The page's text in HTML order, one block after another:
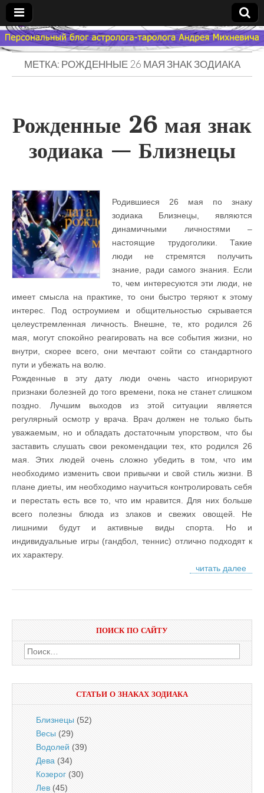
Гороскоп
Мой
Знак
Зодиака
— MZZ
МЕТКА: РОЖДЕННЫЕ 26 МАЯ ЗНАК ЗОДИАКА
Рожденные 26 мая знак
зодиака — Близнецы
Родившиеся 26 мая по знаку
зодиака Близнецы, являются
динамичными личностями –
настоящие трудоголики. Такие
люди не стремятся получить
знание, ради самого знания. Если
то, чем интересуются эти люди, не
имеет смысла на практике, то они быстро теряют к этому
интерес. Под остроумием и общительностью скрывается
целеустремленная личность. Внешне, те, кто родился 26
мая, могут спокойно реагировать на все события жизни, но
внутри, скорее всего, они мечтают сойти со стандартного
пути и убежать на волю.
Рожденные в эту дату люди очень часто игнорируют
признаки болезней до того времени, пока не станет слишком
поздно. Лучшим выходов из этой ситуации является
регулярный осмотр у врача. Врач должен не только быть
уважаемым, но и обладать достаточным упорством, что бы
заставить слушать свои рекомендации тех, кто родился 26
мая. Этих людей очень сложно убедить в том, что им
необходимо изменить свои привычки и свой стиль жизни. В
плане диеты, им необходимо научиться контролировать себя
и перестать есть все то, что им нравится. Для них больше
всего полезны блюда из злаков и свежих овощей. Не
лишними будут и активные виды спорта. Но и
индивидуальные игры (гандбол, теннис) отлично подходят к
их характеру.
читать далее
ПОИСК ПО САЙТУ
Найти:
СТАТЬИ О ЗНАКАХ ЗОДИАКА
Близнецы (52)
Весы (29)
Водолей (39)
Дева (34)
Козерог (30)
Лев (45)